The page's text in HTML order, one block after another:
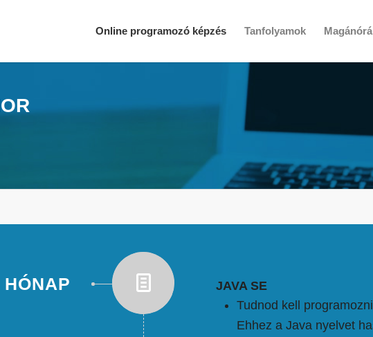
Online programozó képzés Tanfolyamok
JAVA SE
Tudnod kell
Ehhez a Java nyelvet